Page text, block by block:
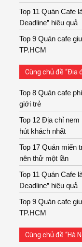
Top 11 Quán Cafe
Deadline” hiệu quả
Top 9 Quán cafe
TP.HCM
Cùng chủ đề “Địa
Top 8 Quán cafe
giới trẻ
Top 12 Địa chỉ
hút khách nhất
Top 17 Quán miến
nên thử một lần
Top 11 Quán Cafe
Deadline” hiệu quả
Top 9 Quán cafe
TP.HCM
Cùng chủ đề “Hà